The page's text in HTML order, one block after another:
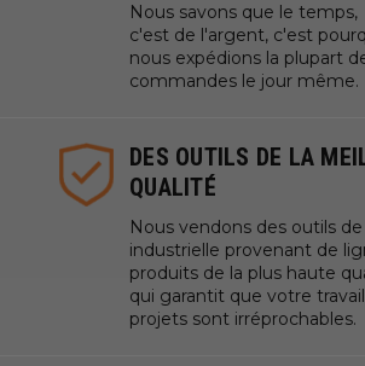
Nous savons que le temps,
c'est de l'argent, c'est
nous expédions la plupart
commandes le jour même.
DES OUTILS DE LA
QUALITÉ
Nous vendons des outils
industrielle provenant de
produits de la plus haute
qui garantit que votre
projets sont irréprochables.